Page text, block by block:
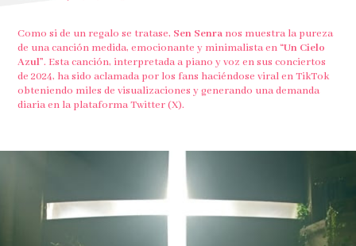
Como si de un regalo se tratase, Sen Senra nos muestra la pureza
de una canción medida, emocionante y minimalista en “Un Cielo
Azul”. Esta canción, interpretada a piano y voz en sus conciertos
de 2024, ha sido aclamada por los fans haciéndose viral en TikTok
obteniendo miles de visualizaciones y generando una demanda
diaria en la plataforma Twitter (X).